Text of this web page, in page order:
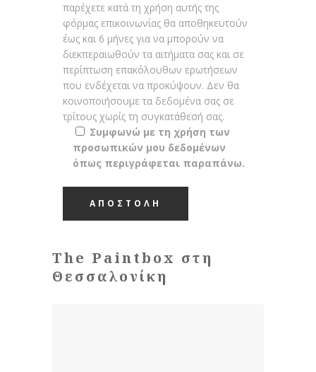
παρέχετε κατά τη χρήση αυτής της
φόρμας επικοινωνίας θα αποθηκευτούν
έως και 6 μήνες για να μπορούν να
διεκπεραιωθούν τα αιτήματα σας και σε
περίπτωση επακόλουθων ερωτήσεων
που ενδέχεται να προκύψουν. Δεν θα
κοινοποιήσουμε τα δεδομένα σας σε
τρίτους χωρίς τη συγκατάθεσή σας.
Συμφωνώ με τη χρήση των
προσωπικών μου δεδομένων
όπως περιγράφεται παραπάνω.
The Paintbox στη
Θεσσαλονίκη